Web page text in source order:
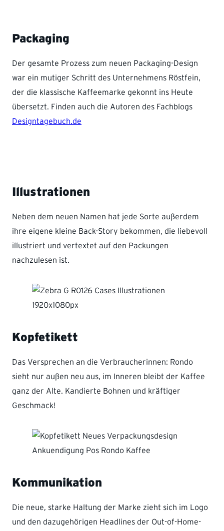
Packaging
Der gesamte Prozess zum neuen Packaging-Design
war ein mutiger Schritt des Unternehmens Röstfein,
der die klassische Kaffeemarke gekonnt ins Heute
übersetzt. Finden auch die Autoren des Fachblogs
Designtagebuch.de
Illustrationen
Neben dem neuen Namen hat jede Sorte außerdem
ihre eigene kleine Back-Story bekommen, die liebevoll
illustriert und vertextet auf den Packungen
nachzulesen ist.
Kopfetikett
Das Versprechen an die Verbraucherinnen: Rondo
sieht nur außen neu aus, im Inneren bleibt der Kaffee
ganz der Alte. Kandierte Bohnen und kräftiger
Geschmack!
Kommunikation
Die neue, starke Haltung der Marke zieht sich im Logo
und den dazugehörigen Headlines der Out-of-Home-